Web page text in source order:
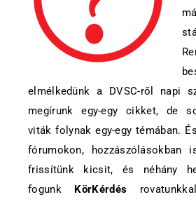
elmélkedünk a DVSC-ről napi
megírunk egy-egy cikket, de
viták folynak egy-egy témában.
fórumokon,
frissítünk kicsit, és néhány
fogunk KörKérdés